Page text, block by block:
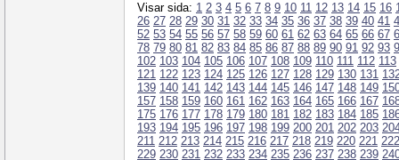
Visar sida: 1 2 3 4 5 6 7 8 9 10 11 12 13 14 15 16
26 27 28 29 30 31 32 33 34 35 36 37 38 39 40 41
52 53 54 55 56 57 58 59 60 61 62 63 64 65 66 67
78 79 80 81 82 83 84 85 86 87 88 89 90 91 92 93
102 103 104 105 106 107 108 109 110 111 112 113
121 122 123 124 125 126 127 128 129 130 131
139 140 141 142 143 144 145 146 147 148 149
157 158 159 160 161 162 163 164 165 166 167
175 176 177 178 179 180 181 182 183 184 185
193 194 195 196 197 198 199 200 201 202 203
211 212 213 214 215 216 217 218 219 220 221 222
229 230 231 232 233 234 235 236 237 238 239